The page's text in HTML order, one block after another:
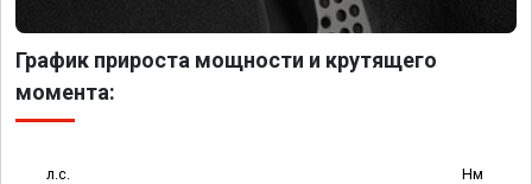
График прироста мощности и крутящего
момента:
л.с. Нм